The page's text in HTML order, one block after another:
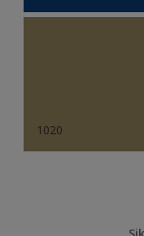
1020